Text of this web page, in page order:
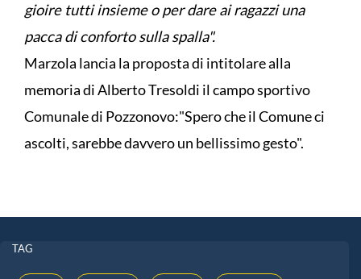
gioire tutti insieme o per dare ai ragazzi una
pacca di conforto sulla spalla".
Marzola lancia la proposta di intitolare alla
memoria di Alberto Tresoldi il campo sportivo
Comunale di Pozzonovo:"Spero che il Comune ci
ascolti, sarebbe davvero un bellissimo gesto".
TAG